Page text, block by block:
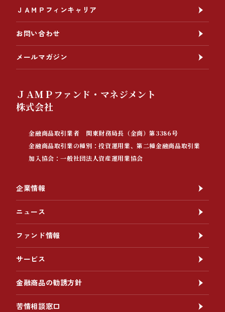
ＪＡＭＰフィンキャリア
お問い合わせ
メールマガジン
ＪＡＭＰファンド・マネジメント
株式会社
金融商品取引業者 関東財務局長（金商）第3386号
金融商品取引業の種別：投資運用業、第二種金融商品取引業
加入協会：一般社団法人資産運用業協会
企業情報
ニュース
ファンド情報
サービス
金融商品の勧誘方針
苦情相談窓口